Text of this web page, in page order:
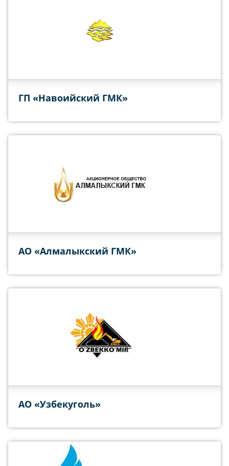
ГП «Навоийский ГМК»
АО «Алмалыкский ГМК»
АО «Узбекуголь»